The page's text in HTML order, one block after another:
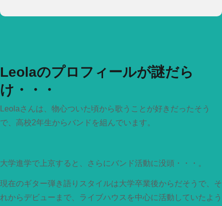
Leolaのプロフィールが謎だら
け・・・
Leolaさんは、物心ついた頃から歌うことが好きだったそう
で、高校2年生からバンドを組んでいます。
大学進学で上京すると、さらにバンド活動に没頭・・・。
現在のギター弾き語りスタイルは大学卒業後からだそうで、そ
れからデビューまで、ライブハウスを中心に活動していたよう